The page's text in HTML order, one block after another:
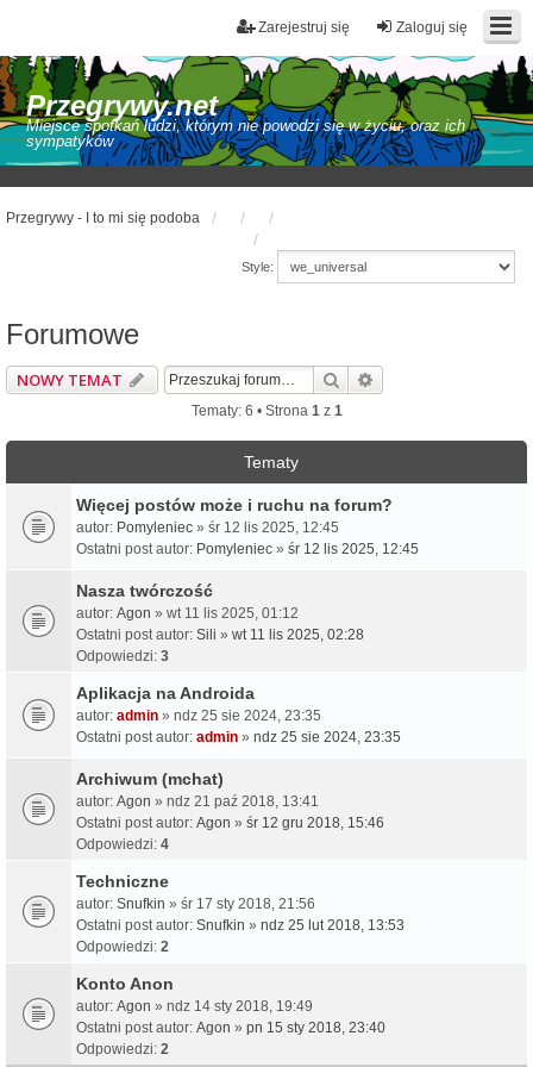
Zaloguj się
Zarejestruj się
Przegrywy.net
Miejsce spotkań ludzi, którym nie powodzi się w życiu, oraz ich
sympatyków
Przegrywy - I to mi się podoba
Style:
Forumowe
NOWY TEMAT Szukaj
Tematy: 6 • Strona 1 z 1
Tematy
Więcej postów może i ruchu na forum?
autor: Pomyleniec » śr 12 lis 2025, 12:45
Ostatni post autor: Pomyleniec » śr 12 lis 2025, 12:45
Nasza twórczość
autor: Agon » wt 11 lis 2025, 01:12
Ostatni post autor: Sili » wt 11 lis 2025, 02:28
Odpowiedzi: 3
Aplikacja na Androida
autor: admin » ndz 25 sie 2024, 23:35
Ostatni post autor: admin » ndz 25 sie 2024, 23:35
Archiwum (mchat)
autor: Agon » ndz 21 paź 2018, 13:41
Ostatni post autor: Agon » śr 12 gru 2018, 15:46
Odpowiedzi: 4
Techniczne
autor: Snufkin » śr 17 sty 2018, 21:56
Ostatni post autor: Snufkin » ndz 25 lut 2018, 13:53
Odpowiedzi: 2
Konto Anon
autor: Agon » ndz 14 sty 2018, 19:49
Ostatni post autor: Agon » pn 15 sty 2018, 23:40
Odpowiedzi: 2